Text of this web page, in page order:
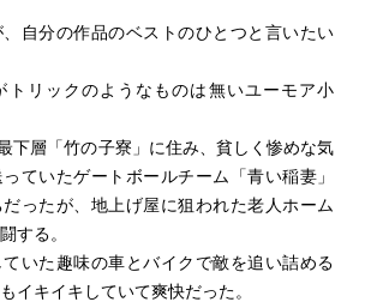
自分の作品のベストのひとつと言いたい
トリックのようなものは無いユーモア小
下層「竹の子寮」に住み、貧しく惨めな気
ていたゲートボールチーム「青い稲妻」
ったが、地上げ屋に狙われた老人ホーム
する。
いた趣味の車とバイクで敵を追い詰める
イキイキしていて爽快だった。